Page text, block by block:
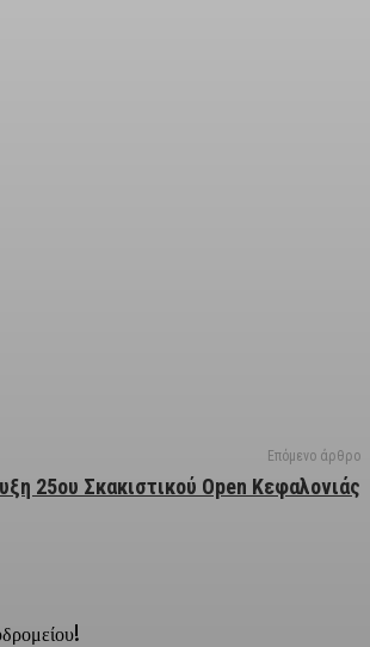
Επόμενο άρθρο
25ου Σκακιστικού Open Κεφαλονιάς